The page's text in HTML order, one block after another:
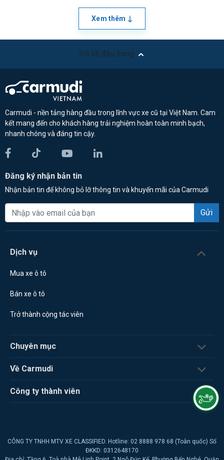
Xem thêm
Trở về đầu trang
Carmudi - nền tảng hàng đầu trong lĩnh vực xe cũ tại Việt Nam. Cam
kết mang đến cho khách hàng trải nghiệm hoàn toàn minh bạch,
nhanh chóng và đáng tin cậy.
Đăng ký nhận bản tin
Nhận bản tin để không bỏ lỡ thông tin và khuyến mãi của Carmudi
Gửi
Dịch vụ
Mua xe ô tô
Bán xe ô tô
Trở thành cộng tác viên
Chuyên mục
Về Carmudi
Công ty thành viên
CÔNG TY TNHH MTV XE CLASSIFIED. Hotline: 02 8888 978 68 (Toàn quốc) Số
ĐKKD: 0312648170